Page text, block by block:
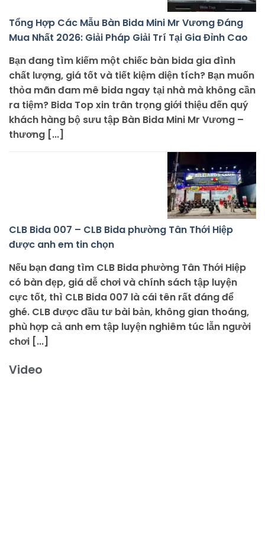
Tổng Hợp Các Mẫu Bàn Bida Mini Mr Vương Đáng
Mua Nhất 2026: Giải Pháp Giải Trí Tại Gia Đỉnh Cao
Bạn đang tìm kiếm một chiếc bàn bida gia đình
chất lượng, giá tốt và tiết kiệm diện tích? Bạn muốn
thỏa mãn đam mê bida ngay tại nhà mà không cần
ra tiệm? Bida Top xin trân trọng giới thiệu đến quý
khách hàng bộ sưu tập Bàn Bida Mini Mr Vương –
thương [...]
CLB Bida 007 – CLB Bida phường Tân Thới Hiệp
được anh em tin chọn
Nếu bạn đang tìm CLB Bida phường Tân Thới Hiệp
có bàn đẹp, giá dễ chơi và chính sách tập luyện
cực tốt, thì CLB Bida 007 là cái tên rất đáng để
ghé. CLB được đầu tư bài bản, không gian thoáng,
phù hợp cả anh em tập luyện nghiêm túc lẫn người
chơi [...]
Video